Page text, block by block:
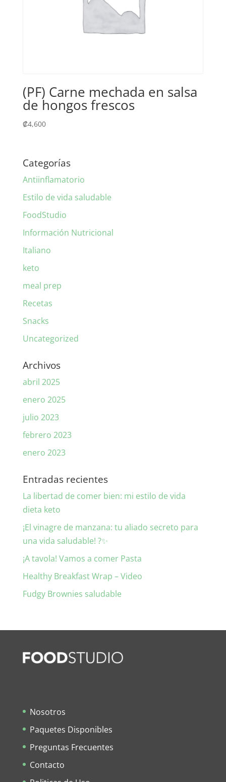
(PF) Carne mechada en salsa
de hongos frescos
₡4,600
Categorías
Antiinflamatorio
Estilo de vida saludable
FoodStudio
Información Nutricional
Italiano
keto
meal prep
Recetas
Snacks
Uncategorized
Archivos
abril 2025
enero 2025
julio 2023
febrero 2023
enero 2023
Entradas recientes
La libertad de comer bien: mi estilo de vida
dieta keto
¡El vinagre de manzana: tu aliado secreto para
una vida saludable! ?✨
¡A tavola! Vamos a comer Pasta
Healthy Breakfast Wrap – Video
Fudgy Brownies saludable
Nosotros
Paquetes Disponibles
Preguntas Frecuentes
Contacto